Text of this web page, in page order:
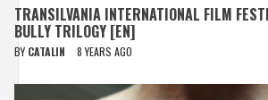
TRANSILVANIA INTERNATIONAL FILM
BULLY TRILOGY [EN]
BY CATALIN 8 YEARS AGO